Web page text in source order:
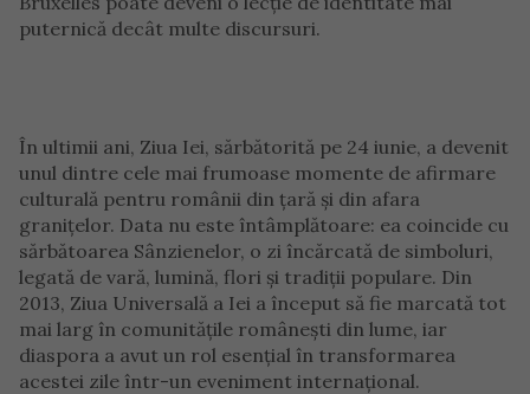
puternică decât multe discursuri.
În ultimii ani, Ziua Iei, sărbătorită pe 24 iunie, a devenit
unul dintre cele mai frumoase momente de afirmare
culturală pentru românii din țară și din afara
granițelor. Data nu este întâmplătoare: ea coincide cu
sărbătoarea Sânzienelor, o zi încărcată de simboluri,
legată de vară, lumină, flori și tradiții populare. Din
2013, Ziua Universală a Iei a început să fie marcată tot
mai larg în comunitățile românești din lume, iar
diaspora a avut un rol esențial în transformarea
acestei zile într-un eveniment internațional.